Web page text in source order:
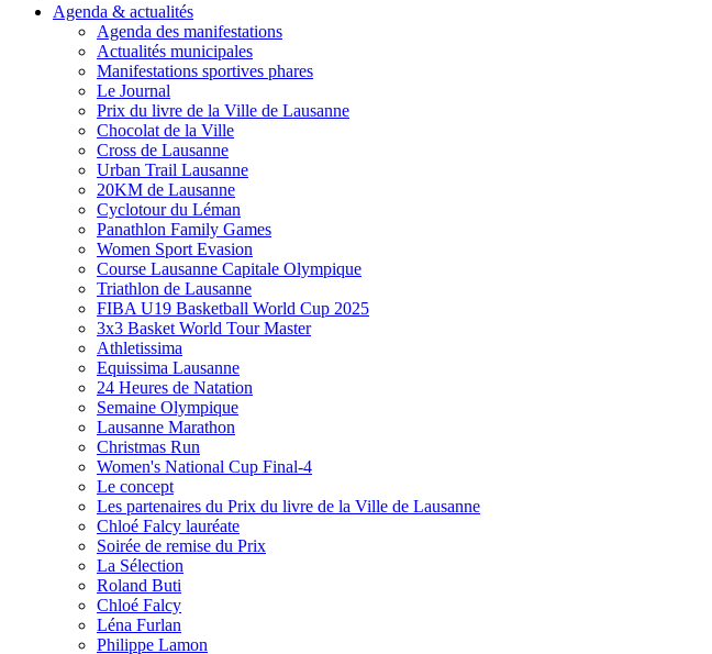
Agenda & actualités
Agenda des manifestations
Actualités municipales
Manifestations sportives phares
Le Journal
Prix du livre de la Ville de Lausanne
Chocolat de la Ville
Cross de Lausanne
Urban Trail Lausanne
20KM de Lausanne
Cyclotour du Léman
Panathlon Family Games
Women Sport Evasion
Course Lausanne Capitale Olympique
Triathlon de Lausanne
FIBA U19 Basketball World Cup 2025
3x3 Basket World Tour Master
Athletissima
Equissima Lausanne
24 Heures de Natation
Semaine Olympique
Lausanne Marathon
Christmas Run
Women's National Cup Final-4
Le concept
Les partenaires du Prix du livre de la Ville de Lausanne
Chloé Falcy lauréate
Soirée de remise du Prix
La Sélection
Roland Buti
Chloé Falcy
Léna Furlan
Philippe Lamon